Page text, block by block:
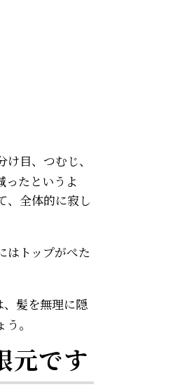
目、つむじ、
ったというよ
、全体的に寂し
はトップがぺた
髪を無理に隠
。
元です